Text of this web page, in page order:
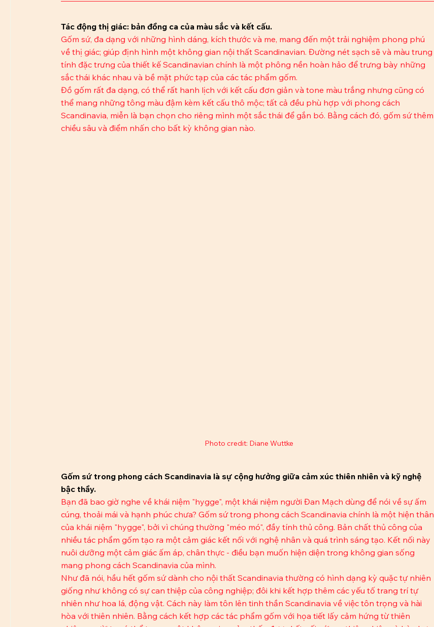
Tác động thị giác: bản đồng ca của màu sắc và kết cấu.
Gốm sứ, đa dạng với những hình dáng, kích thước và me, mang đến một trải nghiệm phong phú
về thị giác; giúp định hình một không gian nội thất Scandinavian. Đường nét sạch sẽ và màu trung
tính đặc trưng của thiết kế Scandinavian chính là một phông nền hoàn hảo để trưng bày những
sắc thái khác nhau và bề mặt phức tạp của các tác phẩm gốm.
Đồ gốm rất đa dạng, có thể rất hanh lịch với kết cấu đơn giản và tone màu trắng nhưng cũng có
thể mang những tông màu đậm kèm kết cấu thô mộc; tất cả đều phù hợp với phong cách
Scandinavia, miễn là bạn chọn cho riêng mình một sắc thái để gắn bó. Bằng cách đó, gốm sứ thêm
chiều sâu và điểm nhấn cho bất kỳ không gian nào.
Photo credit: Diane Wuttke
Gốm sứ trong phong cách Scandinavia là sự cộng hưởng giữa cảm xúc thiên nhiên và kỹ nghệ
bậc thầy.
Bạn đã bao giờ nghe về khái niệm "hygge", một khái niệm người Đan Mạch dùng để nói về sự ấm
cúng, thoải mái và hạnh phúc chưa? Gốm sứ trong phong cách Scandinavia chính là một hiện thân
của khái niệm "hygge", bởi vì chúng thường "méo mó", đầy tính thủ công. Bản chất thủ công của
nhiều tác phẩm gốm tạo ra một cảm giác kết nối với nghệ nhân và quá trình sáng tạo. Kết nối này
nuôi dưỡng một cảm giác ấm áp, chân thực - điều bạn muốn hiện diện trong không gian sống
mang phong cách Scandinavia của mình.
Như đã nói, hầu hết gốm sứ dành cho nội thất Scandinavia thường có hình dạng kỳ quặc tự nhiên
giống như không có sự can thiệp của công nghiệp; đôi khi kết hợp thêm các yếu tố trang trí tự
nhiên như hoa lá, động vật. Cách này làm tôn lên tinh thần Scandinavia về việc tôn trọng và hài
hòa với thiên nhiên. Bằng cách kết hợp các tác phẩm gốm với họa tiết lấy cảm hứng từ thiên